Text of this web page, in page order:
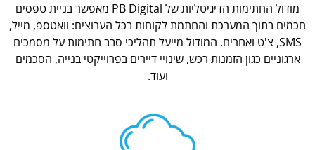
מודול החתימות הדיגיטליות של PB Digital מאפשר בניית טפסים
חכמים בתוך המערכת והחתמת לקוחות בכל הערוצים: וואטספ, מייל,
SMS, צ'ט ואחרים. המודול מייעל תהליכי סבב חתימות על מסמכים
ארגוניים כגון הזמנות רכש, שינויי דיירים בפרוייקטי בנייה, הסכמים
ועוד.